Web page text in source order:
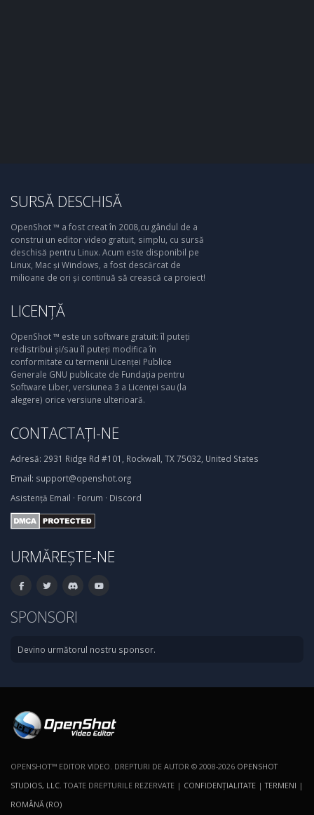
SURSĂ DESCHISĂ
OpenShot ™ a fost creat în 2008,cu gândul de a
construi un editor video gratuit, simplu, cu sursă
deschisă pentru Linux. Acum este disponibil pe
Linux, Mac și Windows, a fost descărcat de
milioane de ori și continuă să crească ca proiect!
LICENȚĂ
OpenShot ™ este un software gratuit: îl puteți
redistribui și/sau îl puteți modifica în
conformitate cu termenii Licenței Publice
Generale GNU publicate de Fundația pentru
Software Liber, versiunea 3 a Licenței sau (la
alegere) orice versiune ulterioară.
CONTACTAȚI-NE
Adresă: 2931 Ridge Rd #101, Rockwall, TX 75032, United States
Email: support@openshot.org
Asistență Email · Forum · Discord
URMĂREȘTE-NE
SPONSORI
Devino următorul nostru sponsor.
OPENSHOT™ EDITOR VIDEO. DREPTURI DE AUTOR © 2008-2026 OPENSHOT
STUDIOS, LLC . TOATE DREPTURILE REZERVATE | CONFIDENŢIALITATE |TERMENI |
ROMÂNĂ (RO)